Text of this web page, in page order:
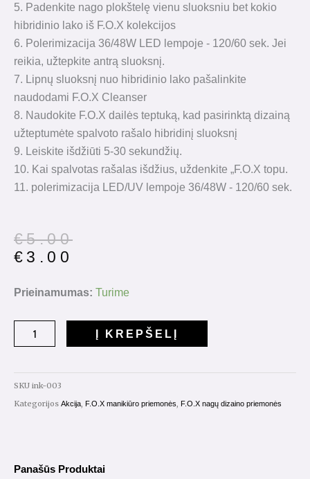
5. Padenkite nago plokštelę vienu sluoksniu bet kokio
hibridinio lako iš F.O.X kolekcijos
6. Polerimizacija 36/48W LED lempoje - 120/60 sek. Jei
reikia, užtepkite antrą sluoksnį.
7. Lipnų sluoksnį nuo hibridinio lako pašalinkite
naudodami F.O.X Cleanser
8. Naudokite F.O.X dailės teptuką, kad pasirinktą dizainą
užteptumėte spalvoto rašalo hibridinį sluoksnį
9. Leiskite išdžiūti 5-30 sekundžių.
10. Kai spalvotas rašalas išdžius, uždenkite „F.O.X topu.
11. polerimizacija LED/UV lempoje 36/48W - 120/60 sek.
€5.00
Original
price
€5.00.
€ 3.00
Current
price
€3.00.
Prieinamumas: Turime
produkto
Color
Ink
5ml.
Į KREPŠELĮ
SKU ink-003
Kategorijos Akcija, F.O.X manikiūro priemonės, F.O.X nagų dizaino priemonės
Panašūs Produktai